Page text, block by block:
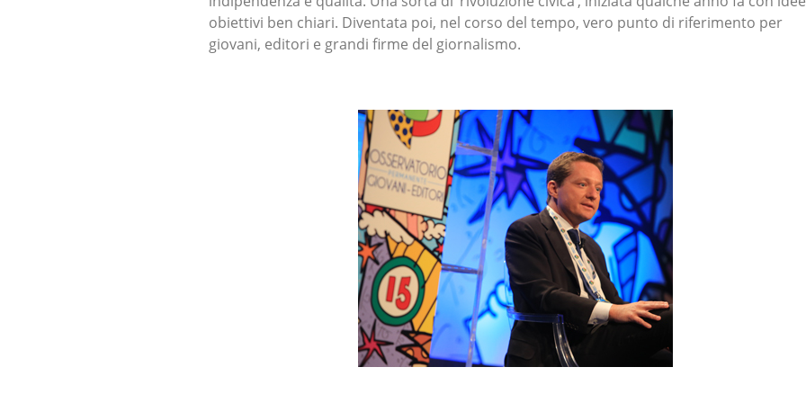
obiettivi ben chiari. Diventata poi, nel corso del tempo, vero punto di riferimento per
giovani, editori e grandi firme del giornalismo.